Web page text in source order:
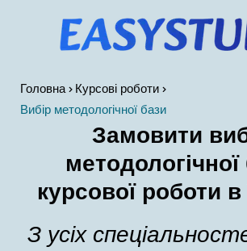
Замовити
методологічної
курсової роботи в
З усіх
Головна
Курсові роботи
Вибір методологічної бази